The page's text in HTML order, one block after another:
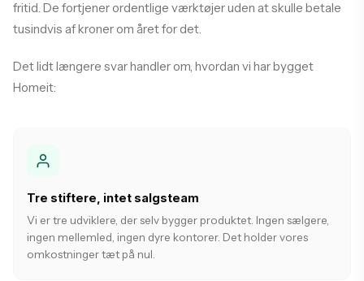
fritid. De fortjener ordentlige værktøjer uden at skulle betale
tusindvis af kroner om året for det.
Det lidt længere svar handler om, hvordan vi har bygget
Homeit:
Tre stiftere, intet salgsteam
Vi er tre udviklere, der selv bygger produktet. Ingen sælgere,
ingen mellemled, ingen dyre kontorer. Det holder vores
omkostninger tæt på nul.